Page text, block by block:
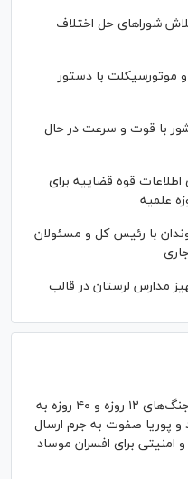
تلاش شورا‌های حل اختلاف
خودرو و موتورسیکلت با دستور
با قوت و سرعت در حال
اطلاعات قوه قضاییه برای
علمیه
۷۶۰ نفر از شهروندان با رئیس کل و مسئولان
مدارس لرستان در قالب
۲ عامل مهم صهیونیست‌ها در جنگ‌های ۱۲ روزه و ۴۰ روزه به
و پوریا صفوت به جرم ارسال
برای افسران موساد